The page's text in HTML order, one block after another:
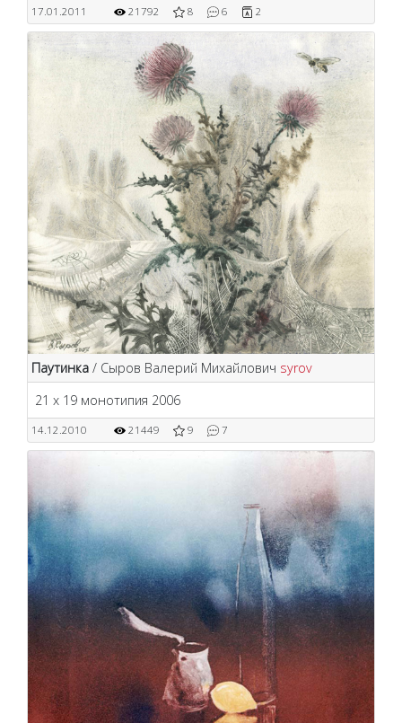
17.01.2011 21792 8 6 2
Паутинка / Сыров Валерий Михайлович syrov
21 х 19 монотипия 2006
14.12.2010 21449 9 7